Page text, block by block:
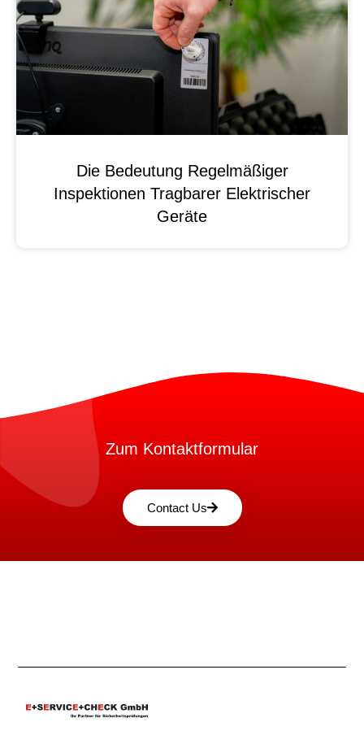
Die Bedeutung Regelmäßiger
Inspektionen Tragbarer Elektrischer
Geräte
Zum Kontaktformular
Contact Us